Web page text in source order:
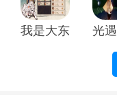
3. 《刺客信条》：
客，完成各种刺杀
定独特，是喜欢历
三、偷钱比赛手
我是大东家手游
光